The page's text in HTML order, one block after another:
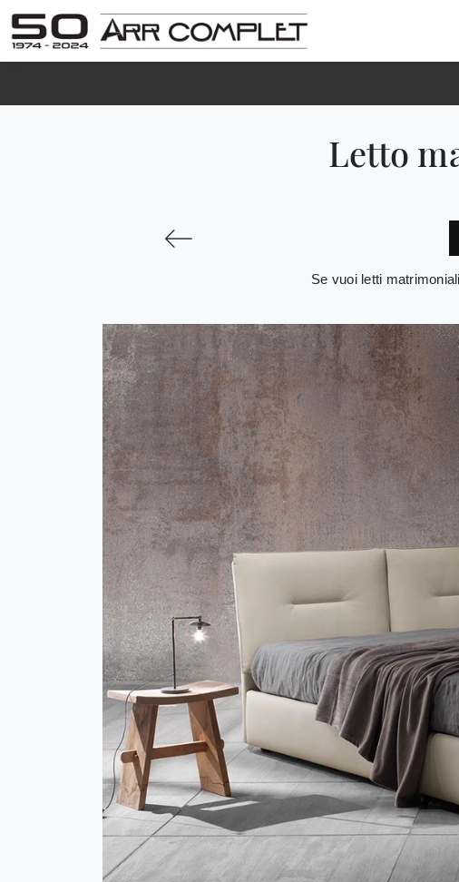
Letto
Se vuoi letti